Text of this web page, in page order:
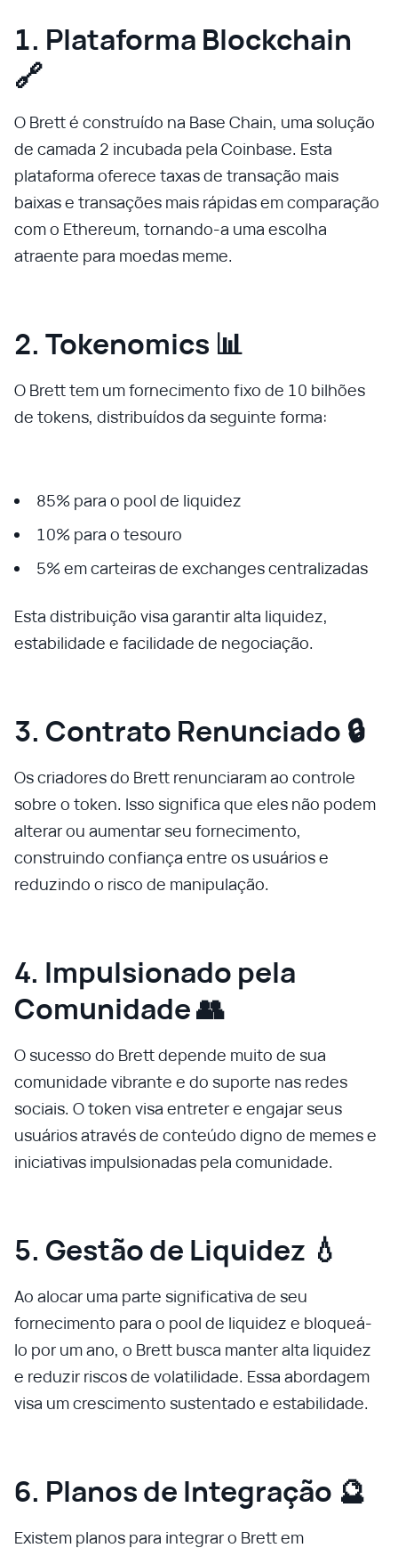
1. Plataforma Blockchain
🔗
O Brett é construído na Base Chain, uma solução
de camada 2 incubada pela Coinbase. Esta
plataforma oferece taxas de transação mais
baixas e transações mais rápidas em comparação
com o Ethereum, tornando-a uma escolha
atraente para moedas meme.
2. Tokenomics 📊
O Brett tem um fornecimento fixo de 10 bilhões
de tokens, distribuídos da seguinte forma:
85% para o pool de liquidez
10% para o tesouro
5% em carteiras de exchanges centralizadas
Esta distribuição visa garantir alta liquidez,
estabilidade e facilidade de negociação.
3. Contrato Renunciado 🔒
Os criadores do Brett renunciaram ao controle
sobre o token. Isso significa que eles não podem
alterar ou aumentar seu fornecimento,
construindo confiança entre os usuários e
reduzindo o risco de manipulação.
4. Impulsionado pela
Comunidade 👥
O sucesso do Brett depende muito de sua
comunidade vibrante e do suporte nas redes
sociais. O token visa entreter e engajar seus
usuários através de conteúdo digno de memes e
iniciativas impulsionadas pela comunidade.
5. Gestão de Liquidez 💧
Ao alocar uma parte significativa de seu
fornecimento para o pool de liquidez e bloqueá-
lo por um ano, o Brett busca manter alta liquidez
e reduzir riscos de volatilidade. Essa abordagem
visa um crescimento sustentado e estabilidade.
6. Planos de Integração 🔮
Existem planos para integrar o Brett em